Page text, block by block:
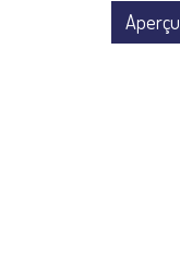
Aperçu